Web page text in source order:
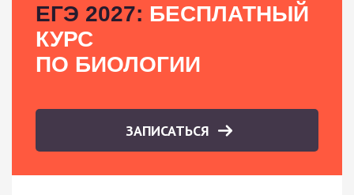
ЕГЭ 2027: БЕСПЛАТНЫЙ
КУРС
ПО БИОЛОГИИ
ЗАПИСАТЬСЯ